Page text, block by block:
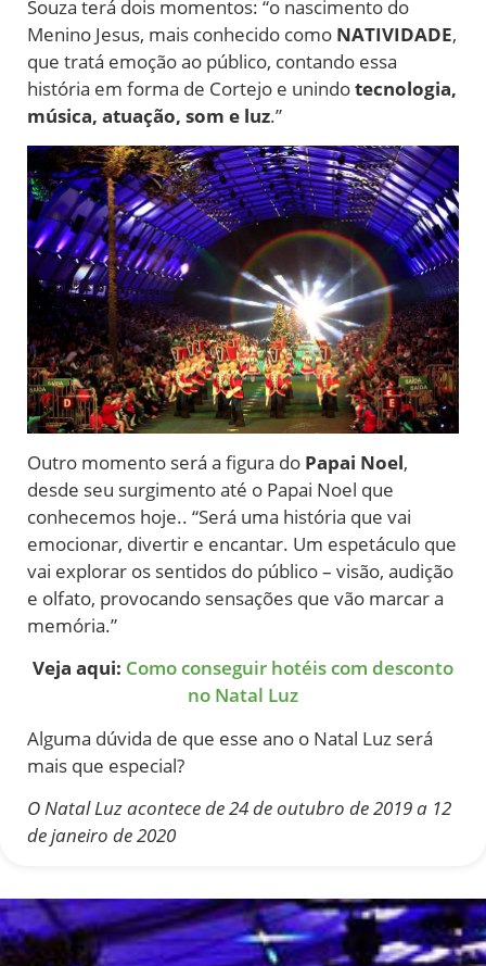
Souza terá dois momentos: “o nascimento do
Menino Jesus, mais conhecido como NATIVIDADE,
que tratá emoção ao público, contando essa
história em forma de Cortejo e unindotecnologia,
música, atuação, som e luz.”
Outro momento será a figura do Papai Noel,
desde seu surgimento até o Papai Noel que
conhecemos hoje.. “Será uma história que vai
emocionar, divertir e encantar. Um espetáculo que
vai explorar os sentidos do público – visão, audição
e olfato, provocando sensações que vão marcar a
memória.”
Veja aqui: Como conseguir hotéis com desconto
no Natal Luz
Alguma dúvida de que esse ano o Natal Luz será
mais que especial?
O Natal Luz acontece de 24 de outubro de 2019 a 12
de janeiro de 2020